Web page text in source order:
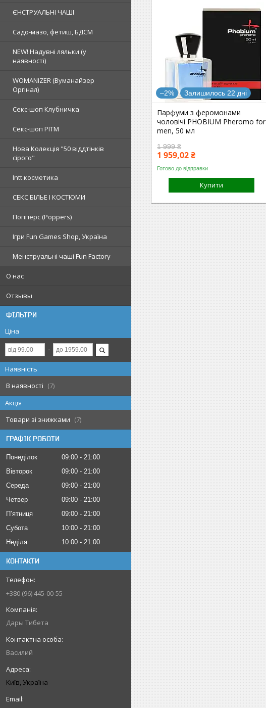
ЄНСТРУАЛЬНІ ЧАШІ
Садо-мазо, фетиш, БДСМ
NEW! Надувні ляльки (у
наявності)
WOMANIZER (Вуманайзер
Оргінал)
Секс-шоп Клубничка
Секс-шоп РІТМ
Нова Колекція "50 віддтінків
сірого"
Intt косметика
СЕКС БІЛЬЕ І КОСТЮМИ
Попперс (Poppers)
Ігри Fun Games Shop, Україна
Менструальні чаші Fun Factory
О нас
Отзывы
ФІЛЬТРИ
Ціна
Наявність
В наявності
7
Акція
Товари зі знижками
7
ГРАФІК РОБОТИ
Понеділок 09:00
21:00
Вівторок
09:00
21:00
Середа
09:00
21:00
Четвер
09:00
21:00
Пʼятниця
09:00
21:00
Субота
10:00
21:00
Неділя
10:00 21:00
КОНТАКТИ
+380 (96) 445-00-55
Дары Тибета
Василий
Київ, Україна
–2% Залишилось 22 дні
Парфуми з феромонами
чоловічі PHOBIUM Pheromo for
men, 50 мл
1 999 ₴
1 959,02 ₴
Готово до відправки
Купити